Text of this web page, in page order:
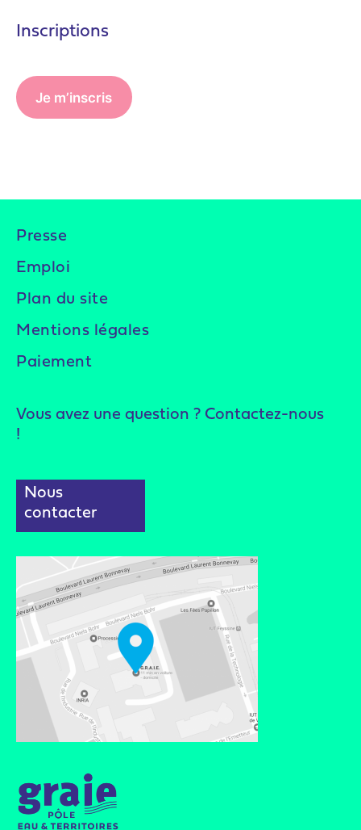
Inscriptions
Je m’inscris
Presse
Emploi
Plan du site
Mentions légales
Paiement
Vous avez une question ? Contactez-nous
!
Nous
contacter